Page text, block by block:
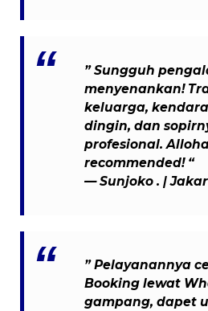
” Sungguh
menyenankan!
keluarga,
dingin, dan
profesional.
recommended! “
— Sunjoko . |
” Pelayanannya
Booking lewat
gampang, dapet